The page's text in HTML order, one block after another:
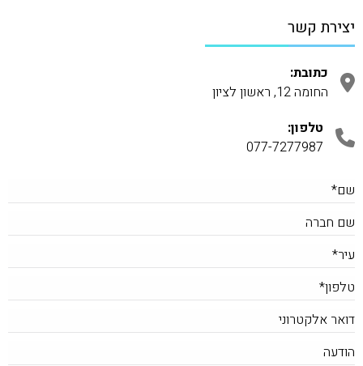
יצירת קשר
כתובת:
החומה 12, ראשון לציון
טלפון:
077-7277987